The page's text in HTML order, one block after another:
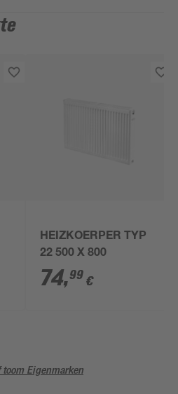
HEIZKOERPER TYP
22 500 X 800
74,99 €
Eigenmarken